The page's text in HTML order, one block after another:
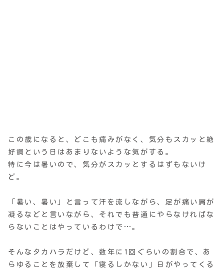
この歳になると、どこも痛みがなく、気分もスカッと絶
好調という日はあまりないような気がする。
特に今は暑いので、気分がスカッとするはずもないけ
ど。
「暑い、暑い」と言って汗を流しながら、足が痛い肩が
凝るなどと言いながら、それでも普通にやらなければな
らないことはやっているわけで…。
そんなタカハラだけど、数年に1回ぐらいの割合で、あ
らゆることを放棄して「寝るしかない」日がやってくる